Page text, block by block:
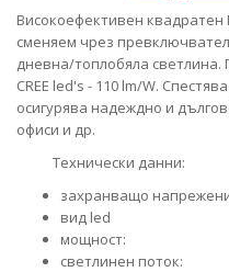
Високоефективен квадратен
сменяем чрез
дневна/топлобяла светлина.
CREE led's - 110 lm/W.
осигурява надеждно и
офиси и др.
Технически данни:
захранващо
вид led
мощност:
светлинен поток: